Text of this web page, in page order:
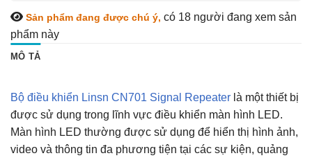
Sản phẩm đang được chú ý, có 18 người đang xem sản
phẩm này
MÔ TẢ
Bộ điều khiển Linsn CN701 Signal Repeater là một thiết bị
được sử dụng trong lĩnh vực điều khiển màn hình LED.
Màn hình LED thường được sử dụng để hiển thị hình ảnh,
video và thông tin đa phương tiện tại các sự kiện, quảng